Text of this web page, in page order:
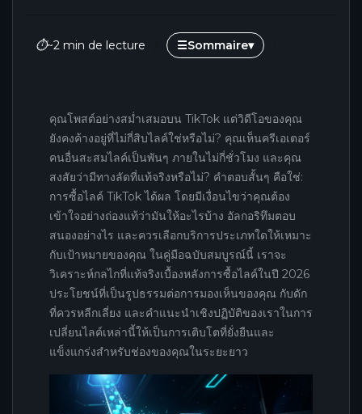
⏱~2 min de lecture ☰Sommaire▾
คุณโพสต์อย่างสม่ำเสมอบน TikTok แต่วิดีโอของคุณ
ยังคงค้างอยู่ที่ไม่กี่สิบไลค์ใช่หรือไม่? คุณเห็นครีเอเตอร์
คนอื่นสะสมไลค์เป็นพันๆ ภายในไม่กี่ชั่วโมง และคุณ
สงสัยว่ามีทางลัดที่แท้จริงหรือไม่? คำตอบสั้นๆ คือใช่:
การซื้อไลค์ TikTok ได้ผล โดยมีเงื่อนไขว่าคุณต้อง
เข้าใจอย่างถ่องแท้ว่ามันให้อะไรบ้าง อัลกอริทึมตอบ
สนองอย่างไร และควรเลือกบริการประเภทใดให้เหมาะ
กับเป้าหมายของคุณ ในคู่มือฉบับสมบูรณ์นี้ เราจะ
วิเคราะห์กลไกที่แท้จริงเบื้องหลังการซื้อไลค์ในปี 2026
ประโยชน์ที่เป็นรูปธรรมต่อการมองเห็นของคุณ กับดัก
ที่ควรหลีกเลี่ยง และคำแนะนำเชิงปฏิบัติของเราในการ
เปลี่ยนไลค์เหล่านี้ให้เป็นการเติบโตที่ยั่งยืนและ
แข็งแกร่งสำหรับช่องของคุณในระยะยาว